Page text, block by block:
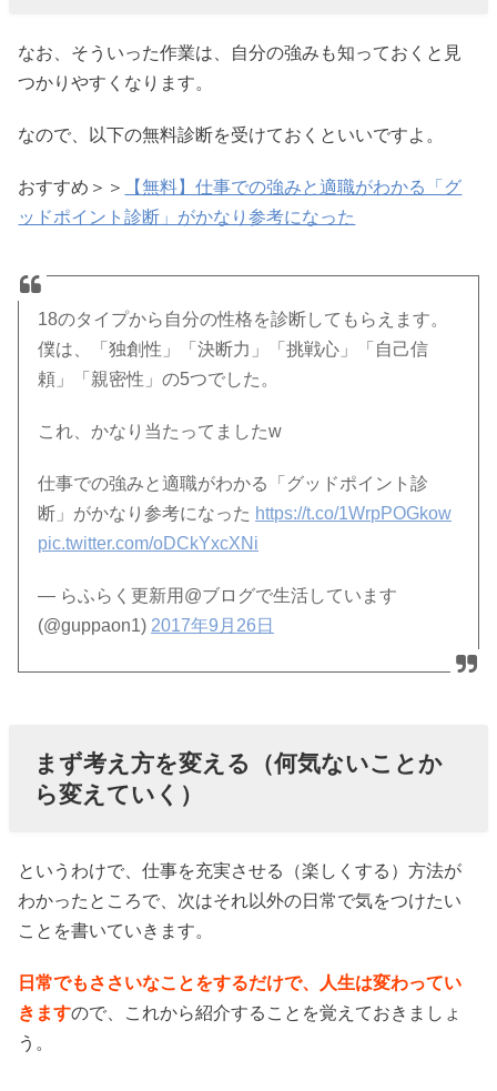
なお、そういった作業は、自分の強みも知っておくと見
つかりやすくなります。
なので、以下の無料診断を受けておくといいですよ。
おすすめ＞＞
【無料】仕事での強みと適職がわかる「グ
ッドポイント診断」がかなり参考になった
18のタイプから自分の性格を診断してもらえます。
僕は、「独創性」「決断力」「挑戦心」「自己信
頼」「親密性」の5つでした。
これ、かなり当たってましたw
仕事での強みと適職がわかる「グッドポイント診
断」がかなり参考になった https://t.co/1WrpPOGkow
pic.twitter.com/oDCkYxcXNi
— らふらく更新用@ブログで生活しています
(@guppaon1) 2017年9月26日
まず考え方を変える（何気ないことか
ら変えていく）
というわけで、仕事を充実させる（楽しくする）方法が
わかったところで、次はそれ以外の日常で気をつけたい
ことを書いていきます。
日常でもささいなことをするだけで、人生は変わってい
きますので、これから紹介することを覚えておきましょ
う。